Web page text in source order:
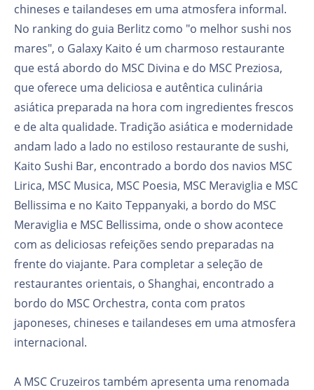
chineses e tailandeses em uma atmosfera informal.
No ranking do guia Berlitz como "o melhor sushi nos
mares", o Galaxy Kaito é um charmoso restaurante
que está abordo do MSC Divina e do MSC Preziosa,
que oferece uma deliciosa e autêntica culinária
asiática preparada na hora com ingredientes frescos
e de alta qualidade. Tradição asiática e modernidade
andam lado a lado no estiloso restaurante de sushi,
Kaito Sushi Bar, encontrado a bordo dos navios MSC
Lirica, MSC Musica, MSC Poesia, MSC Meraviglia e MSC
Bellissima e no Kaito Teppanyaki, a bordo do MSC
Meraviglia e MSC Bellissima, onde o show acontece
com as deliciosas refeições sendo preparadas na
frente do viajante. Para completar a seleção de
restaurantes orientais, o Shanghai, encontrado a
bordo do MSC Orchestra, conta com pratos
japoneses, chineses e tailandeses em uma atmosfera
internacional.
A MSC Cruzeiros também apresenta uma renomada